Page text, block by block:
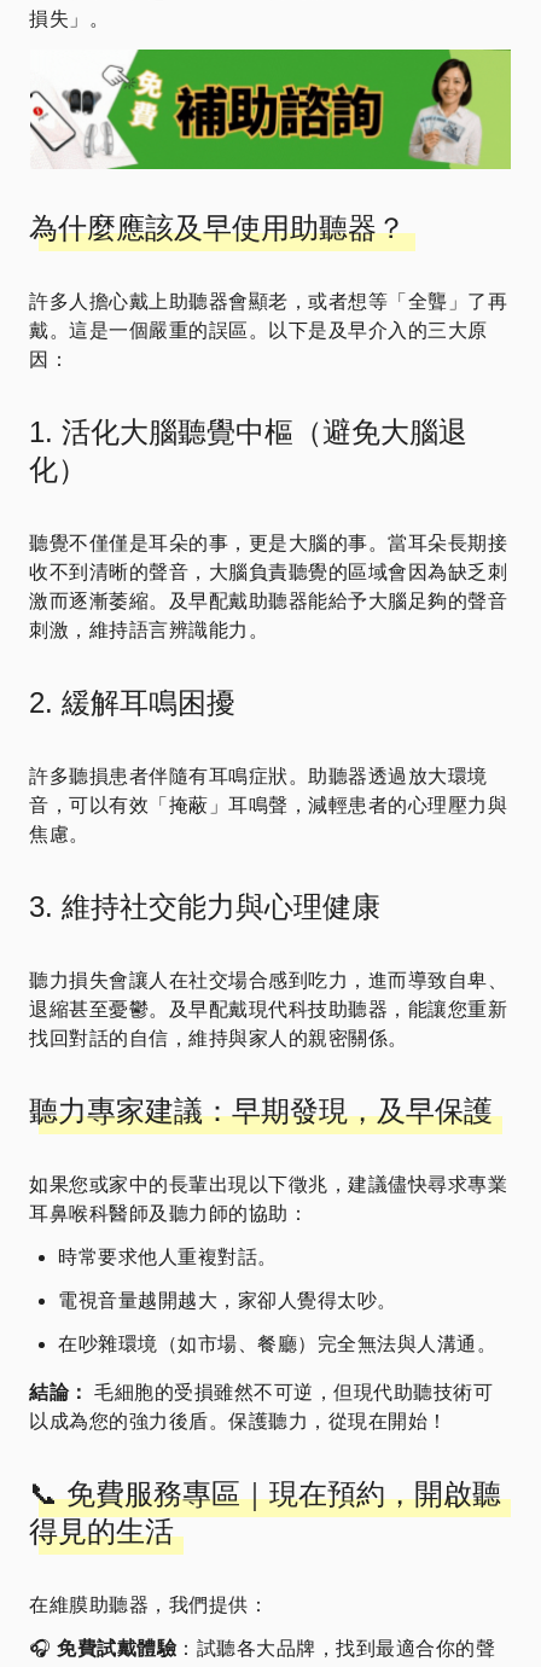
損失」。
為什麼應該及早使用助聽器？
許多人擔心戴上助聽器會顯老，或者想等「全聾」了再
戴。這是一個嚴重的誤區。以下是及早介入的三大原
因：
1. 活化大腦聽覺中樞（避免大腦退
化）
聽覺不僅僅是耳朵的事，更是大腦的事。當耳朵長期接
收不到清晰的聲音，大腦負責聽覺的區域會因為缺乏刺
激而逐漸萎縮。及早配戴助聽器能給予大腦足夠的聲音
刺激，維持語言辨識能力。
2. 緩解耳鳴困擾
許多聽損患者伴隨有耳鳴症狀。助聽器透過放大環境
音，可以有效「掩蔽」耳鳴聲，減輕患者的心理壓力與
焦慮。
3. 維持社交能力與心理健康
聽力損失會讓人在社交場合感到吃力，進而導致自卑、
退縮甚至憂鬱。及早配戴現代科技助聽器，能讓您重新
找回對話的自信，維持與家人的親密關係。
聽力專家建議：早期發現，及早保護
如果您或家中的長輩出現以下徵兆，建議儘快尋求專業
耳鼻喉科醫師及聽力師的協助：
時常要求他人重複對話。
電視音量越開越大，家卻人覺得太吵。
在吵雜環境（如市場、餐廳）完全無法與人溝通。
結論：
毛細胞的受損雖然不可逆，但現代助聽技術可
以成為您的強力後盾。保護聽力，從現在開始！
📞 免費服務專區｜現在預約，開啟聽
得見的生活
在維膜助聽器，我們提供：
🎧 免費試戴體驗：試聽各大品牌，找到最適合你的聲